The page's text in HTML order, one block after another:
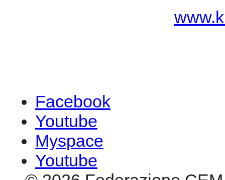
Facebook
Youtube
Myspace
Youtube